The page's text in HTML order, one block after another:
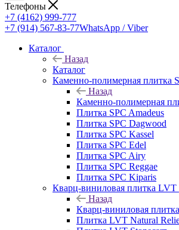
Телефоны
+7 (4162) 999-777
+7 (914) 567-83-77WhatsApp / Viber
Каталог
Назад
Каталог
Каменно-полимерная плитка
Назад
Каменно-полимерная
Плитка SPC Amadeus
Плитка SPC Dagwood
Плитка SPC Kassel
Плитка SPC Edel
Плитка SPC Airy
Плитка SPC Reggae
Плитка SPC Kiparis
Кварц-виниловая плитка LVT
Назад
Кварц-виниловая
Плитка LVT Natural